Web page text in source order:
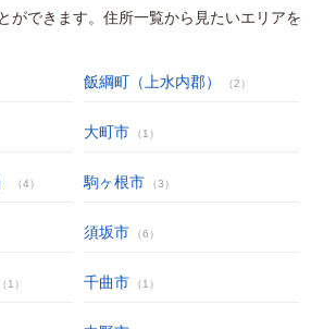
ができます。住所一覧から見たいエリアを
飯綱町（上水内郡） （2）
大町市 （1）
（4） 駒ヶ根市 （3）
須坂市 （6）
（1） 千曲市 （1）